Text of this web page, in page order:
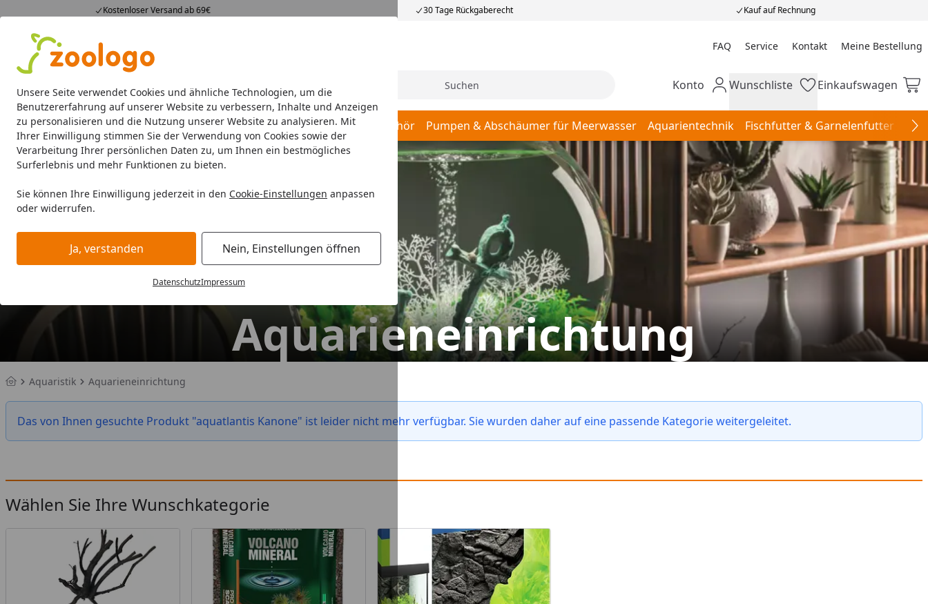
Unsere Seite verwendet Cookies und ähnliche Technologien, um die
Benutzererfahrung auf unserer Website zu verbessern, Inhalte und Anzeigen
zu personalisieren und die Nutzung unserer Website zu analysieren. Mit
Ihrer Einwilligung stimmen Sie der Verwendung von Cookies sowie der
Verarbeitung Ihrer persönlichen Daten zu, um Ihnen ein bestmögliches
Surferlebnis und mehr Funktionen zu bieten.
Sie können Ihre Einwilligung jederzeit in den Cookie-Einstellungen anpassen
oder widerrufen.
Ja, verstanden Nein, Einstellungen öffnen
DatenschutzImpressum
Kostenloser Versand ab 69€ 30 Tage Rückgaberecht Kauf auf Rechnung
4,74
23.587 Bewertungen FAQ Service Kontakt Meine Bestellung
Meine Bestellung
Alle Produkte
Alle Produkte Angebote Neuheiten Sommerhits Suche Mein Konto
Konto Wunschliste
Wunschliste Einkaufswagen
Einkaufswagen
Aquaristik Aquarien Beleuchtung Aquarienfilter, Pumpen & Zubehör Pumpen & Abschäumer für Meerwasser Aquarientechnik Fischfutter & Garnelenfutter
Aquarieneinrichtung
Aquaristik Aquarieneinrichtung
Das von Ihnen gesuchte Produkt "aquatlantis Kanone" ist leider nicht mehr verfügbar. Sie wurden daher auf eine passende Kategorie weitergeleitet.
Wählen Sie Ihre Wunschkategorie